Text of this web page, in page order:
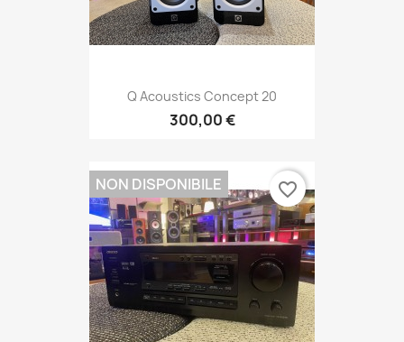
Q Acoustics Concept 20
300,00 €
NON DISPONIBILE favorite_border